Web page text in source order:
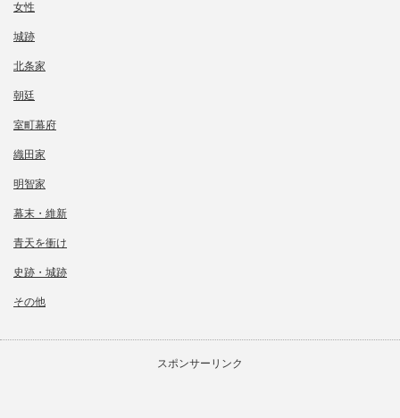
女性
城跡
北条家
朝廷
室町幕府
織田家
明智家
幕末・維新
青天を衝け
史跡・城跡
その他
スポンサーリンク